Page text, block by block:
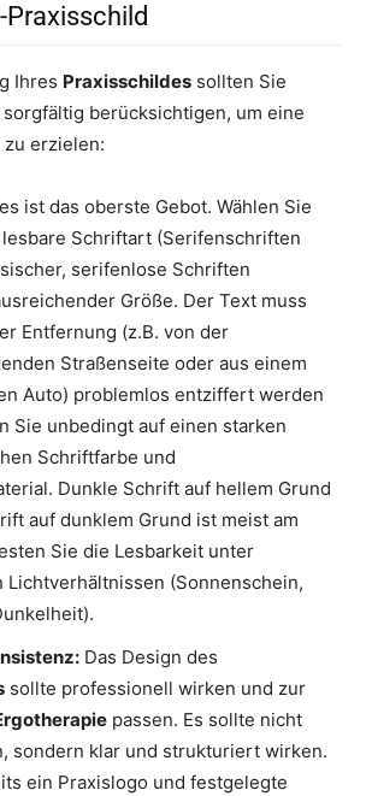
Praxisschild
Ihres Praxisschildes sollten Sie
berücksichtigen, um eine
erzielen:
ist das oberste Gebot. Wählen Sie
Schriftart (Serifenschriften
serifenlose Schriften
Größe. Der Text muss
Entfernung (z.B. von der
Straßenseite oder aus einem
Auto) problemlos entziffert werden
Sie unbedingt auf einen starken
Schriftfarbe und
Dunkle Schrift auf hellem Grund
auf dunklem Grund ist meist am
Sie die Lesbarkeit unter
Lichtverhältnissen (Sonnenschein,
Das Design des
sollte professionell wirken und zur
passen. Es sollte nicht
sondern klar und strukturiert wirken.
ein Praxislogo und festgelegte